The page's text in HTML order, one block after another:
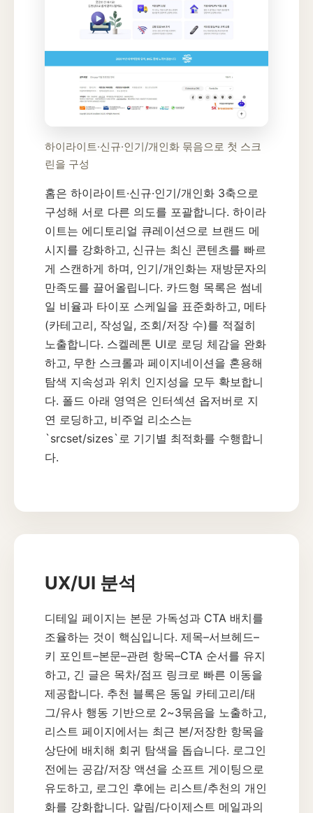
하이라이트·신규·인기/개인화 묶음으로 첫 스크
린을 구성
홈은 하이라이트·신규·인기/개인화 3축으로
구성해 서로 다른 의도를 포괄합니다. 하이라
이트는 에디토리얼 큐레이션으로 브랜드 메
시지를 강화하고, 신규는 최신 콘텐츠를 빠르
게 스캔하게 하며, 인기/개인화는 재방문자의
만족도를 끌어올립니다. 카드형 목록은 썸네
일 비율과 타이포 스케일을 표준화하고, 메타
(카테고리, 작성일, 조회/저장 수)를 적절히
노출합니다. 스켈레톤 UI로 로딩 체감을 완화
하고, 무한 스크롤과 페이지네이션을 혼용해
탐색 지속성과 위치 인지성을 모두 확보합니
다. 폴드 아래 영역은 인터섹션 옵저버로 지
연 로딩하고, 비주얼 리소스는
`srcset/sizes`로 기기별 최적화를 수행합니
다.
UX/UI 분석
디테일 페이지는 본문 가독성과 CTA 배치를
조율하는 것이 핵심입니다. 제목–서브헤드–
키 포인트–본문–관련 항목–CTA 순서를 유지
하고, 긴 글은 목차/점프 링크로 빠른 이동을
제공합니다. 추천 블록은 동일 카테고리/태
그/유사 행동 기반으로 2~3묶음을 노출하고,
리스트 페이지에서는 최근 본/저장한 항목을
상단에 배치해 회귀 탐색을 돕습니다. 로그인
전에는 공감/저장 액션을 소프트 게이팅으로
유도하고, 로그인 후에는 리스트/추천의 개인
화를 강화합니다. 알림/다이제스트 메일과의